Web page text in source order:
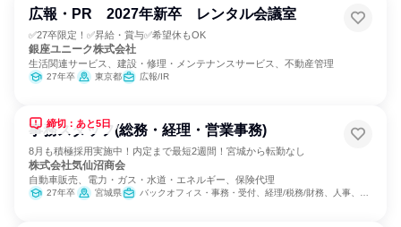
広報・PR 2027年新卒 レンタル会議室
✅27卒限定！✅昇給・賞与✅希望休もOK
銀座ユニーク株式会社
生活関連サービス、建設・修理・メンテナンスサービス、不動産管理
27年卒 東京都 広報/IR
締切：あと5日
事務スタッフ(総務・経理・営業事務)
8月も積極採用実施中！内定まで最短2週間！宮城から転勤なし
株式会社気仙沼商会
自動車販売、電力・ガス・水道・エネルギー、保険代理
27年卒 宮城県 バックオフィス・事務・受付、経理/税務/財務、人事、総務